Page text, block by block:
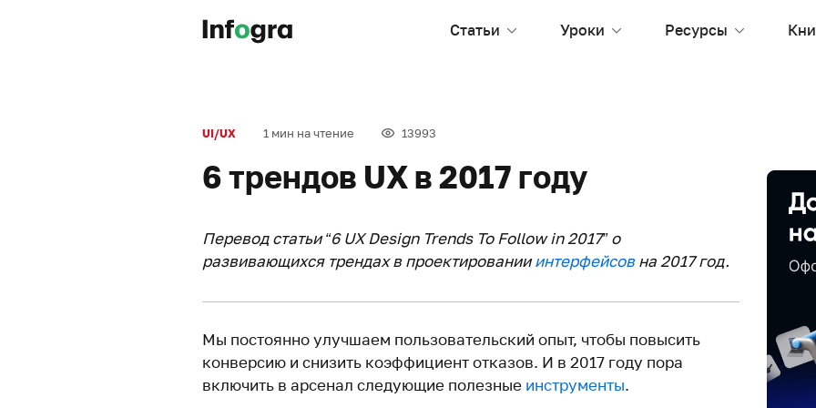
Статьи Уроки Ресурсы
UI/UX 1 мин на чтение 13993
6 трендов UX в 2017 году
Перевод статьи “6 UX Design Trends To Follow in 2017” о
развивающихся трендах в проектированииинтерфейсовна 2017 год.
Мы постоянно улучшаем пользовательский опыт, чтобы повысить
конверсию и снизить коэффициент отказов. И в 2017 году пора
включить в арсенал следующие полезные инструменты.